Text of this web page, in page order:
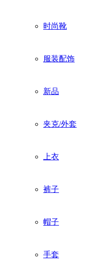
时尚靴
服装配饰
新品
夹克/外套
上衣
裤子
帽子
手套